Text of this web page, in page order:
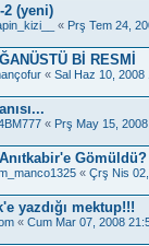
(yeni)
« Prş Tem 24,
Bİ RESMİ
« Sal Haz 10, 2008
« Prş May 15,
Gömüldü?
« Çrş Nis
yazdığı mektup!!!
« Cum Mar 07, 2008